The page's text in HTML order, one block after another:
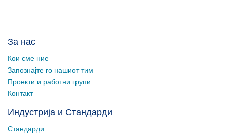
За нас
Кои сме ние
Запознајте го нашиот тим
Проекти и работни групи
Контакт
Индустрија и Стандарди
Стандарди